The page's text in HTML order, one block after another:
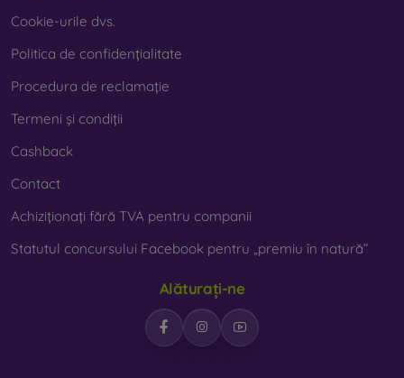
Cookie-urile dvs.
Politica de confidențialitate
Procedura de reclamație
Termeni și condiții
Cashback
Contact
Achiziționați fără TVA pentru companii
Statutul concursului Facebook pentru „premiu în natură”
Alăturați-ne